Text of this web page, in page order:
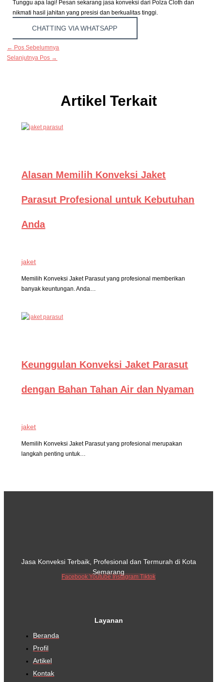
Tunggu apa lagi! Pesan sekarang jasa konveksi dari Polza Cloth dan
nikmati hasil jahitan yang presisi dan berkualitas tinggi.
CHATTING VIA WHATSAPP
← Pos Sebelumnya
Selanjutnya Pos →
Artikel Terkait
Alasan Memilih Konveksi Jaket
Parasut Profesional untuk Kebutuhan
Anda
jaket
Memilih Konveksi Jaket Parasut yang profesional memberikan
banyak keuntungan. Anda…
Keunggulan Konveksi Jaket Parasut
dengan Bahan Tahan Air dan Nyaman
jaket
Memilih Konveksi Jaket Parasut yang profesional merupakan
langkah penting untuk…
Jasa Konveksi Terbaik, Profesional dan Termurah di Kota
Semarang
Facebook Youtube Instagram Tiktok
Layanan
Beranda
Profil
Artikel
Kontak